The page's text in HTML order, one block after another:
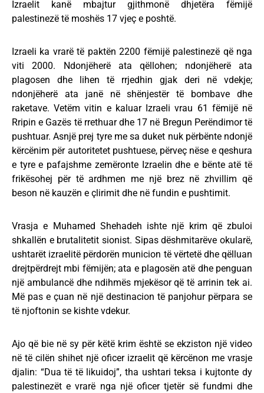
Izraelit kanë mbajtur gjithmonë dhjetëra fëmijë
palestinezë të moshës 17 vjeç e poshtë.
Izraeli ka vrarë të paktën 2200 fëmijë palestinezë që nga
viti 2000. Ndonjëherë ata qëllohen; ndonjëherë ata
plagosen dhe lihen të rrjedhin gjak deri në vdekje;
ndonjëherë ata janë në shënjestër të bombave dhe
raketave. Vetëm vitin e kaluar Izraeli vrau 61 fëmijë në
Rripin e Gazës të rrethuar dhe 17 në Bregun Perëndimor të
pushtuar. Asnjë prej tyre me sa duket nuk përbënte ndonjë
kërcënim për autoritetet pushtuese, përveç nëse e qeshura
e tyre e pafajshme zemëronte Izraelin dhe e bënte atë të
frikësohej për të ardhmen me një brez në zhvillim që
beson në kauzën e çlirimit dhe në fundin e pushtimit.
Vrasja e Muhamed Shehadeh ishte një krim që zbuloi
shkallën e brutalitetit sionist. Sipas dëshmitarëve okularë,
ushtarët izraelitë përdorën municion të vërtetë dhe qëlluan
drejtpërdrejt mbi fëmijën; ata e plagosën atë dhe penguan
një ambulancë dhe ndihmës mjekësor që të arrinin tek ai.
Më pas e çuan në një destinacion të panjohur përpara se
të njoftonin se kishte vdekur.
Ajo që bie në sy për këtë krim është se ekziston një video
në të cilën shihet një oficer izraelit që kërcënon me vrasje
djalin: “Dua të të likuidoj”, tha ushtari teksa i kujtonte dy
palestinezët e vrarë nga një oficer tjetër së fundmi dhe